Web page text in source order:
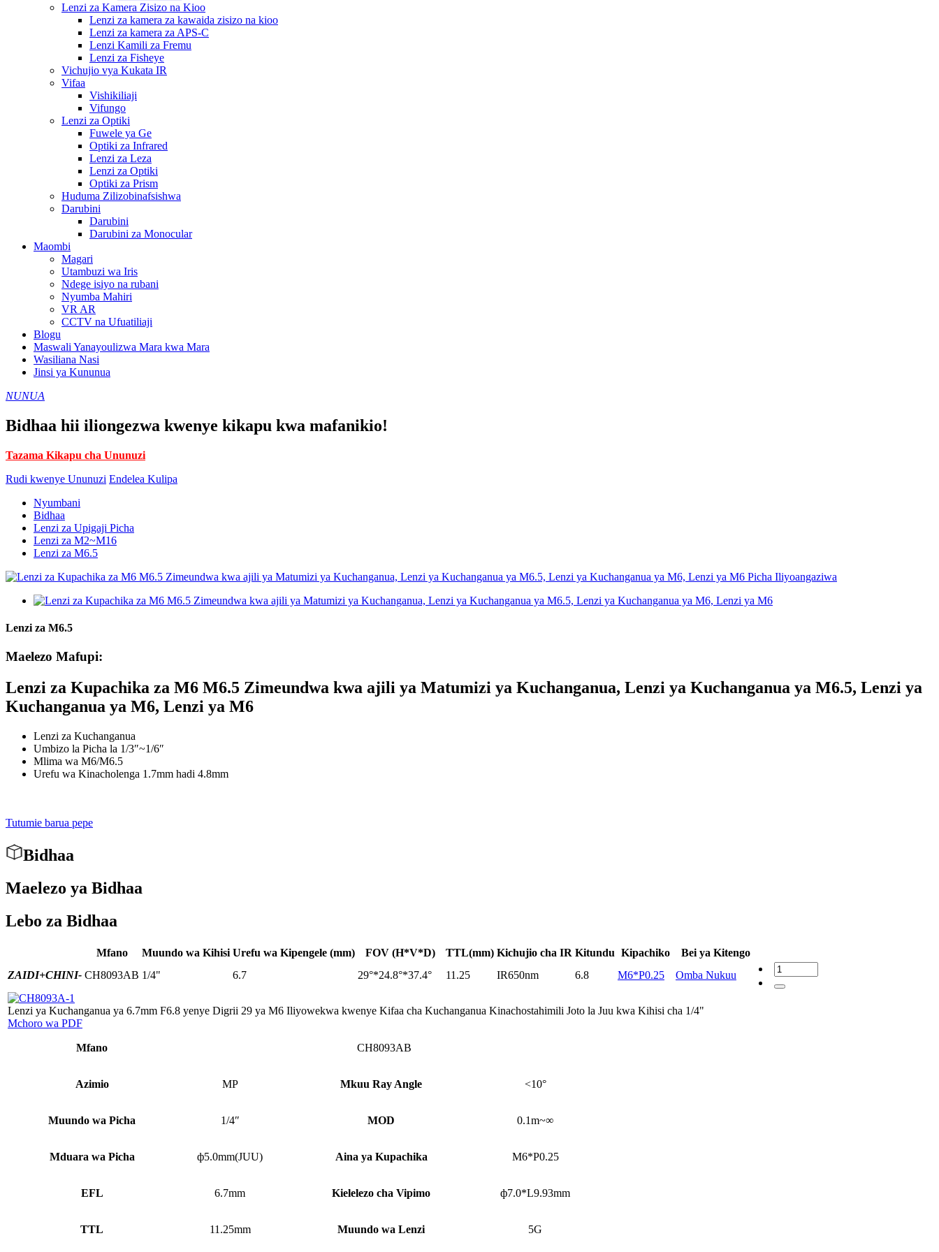
Lenzi za Kamera Zisizo na Kioo
Lenzi za kamera za kawaida zisizo na kioo
Lenzi za kamera za APS-C
Lenzi Kamili za Fremu
Lenzi za Fisheye
Vichujio vya Kukata IR
Vifaa
Vishikiliaji
Vifungo
Lenzi za Optiki
Fuwele ya Ge
Optiki za Infrared
Lenzi za Leza
Lenzi za Optiki
Optiki za Prism
Huduma Zilizobinafsishwa
Darubini
Darubini
Darubini za Monocular
Maombi
Magari
Utambuzi wa Iris
Ndege isiyo na rubani
Nyumba Mahiri
VR AR
CCTV na Ufuatiliaji
Blogu
Maswali Yanayoulizwa Mara kwa Mara
Wasiliana Nasi
Jinsi ya Kununua
NUNUA
Bidhaa hii iliongezwa kwenye kikapu kwa mafanikio!
Tazama Kikapu cha Ununuzi
Rudi kwenye Ununuzi Endelea Kulipa
Nyumbani
Bidhaa
Lenzi za Upigaji Picha
Lenzi za M2~M16
Lenzi za M6.5
Lenzi za M6.5
Maelezo Mafupi:
Lenzi za Kupachika za M6 M6.5 Zimeundwa kwa ajili ya Matumizi ya Kuchanganua, Lenzi ya Kuchanganua ya M6.5, Lenzi ya
Kuchanganua ya M6, Lenzi ya M6
Lenzi za Kuchanganua
Umbizo la Picha la 1/3″~1/6″
Mlima wa M6/M6.5
Urefu wa Kinacholenga 1.7mm hadi 4.8mm
Tutumie barua pepe
Bidhaa
Maelezo ya Bidhaa
Lebo za Bidhaa
Mfano Muundo wa Kihisi Urefu wa Kipengele (mm) FOV (H*V*D) TTL(mm) Kichujio cha IR Kitundu Kipachiko
Bei ya Kitengo
ZAIDI+CHINI- CH8093AB 1/4" 6.7 29°*24.8°*37.4° 11.25 IR650nm 6.8 M6*P0.25 Omba Nukuu
Lenzi ya Kuchanganua ya 6.7mm F6.8 yenye Digrii 29 ya M6 Iliyowekwa kwenye Kifaa cha Kuchanganua Kinachostahimili Joto la Juu kwa Kihisi cha 1/4"
Mchoro wa PDF
Mfano CH8093AB
Azimio MP Mkuu Ray Angle <10°
Muundo wa Picha 1/4″ MOD 0.1m~∞
Mduara wa Picha ф5.0mm(JUU) Aina ya Kupachika M6*P0.25
EFL 6.7mm Kielelezo cha Vipimo ф7.0*L9.93mm
TTL 11.25mm Muundo wa Lenzi 5G